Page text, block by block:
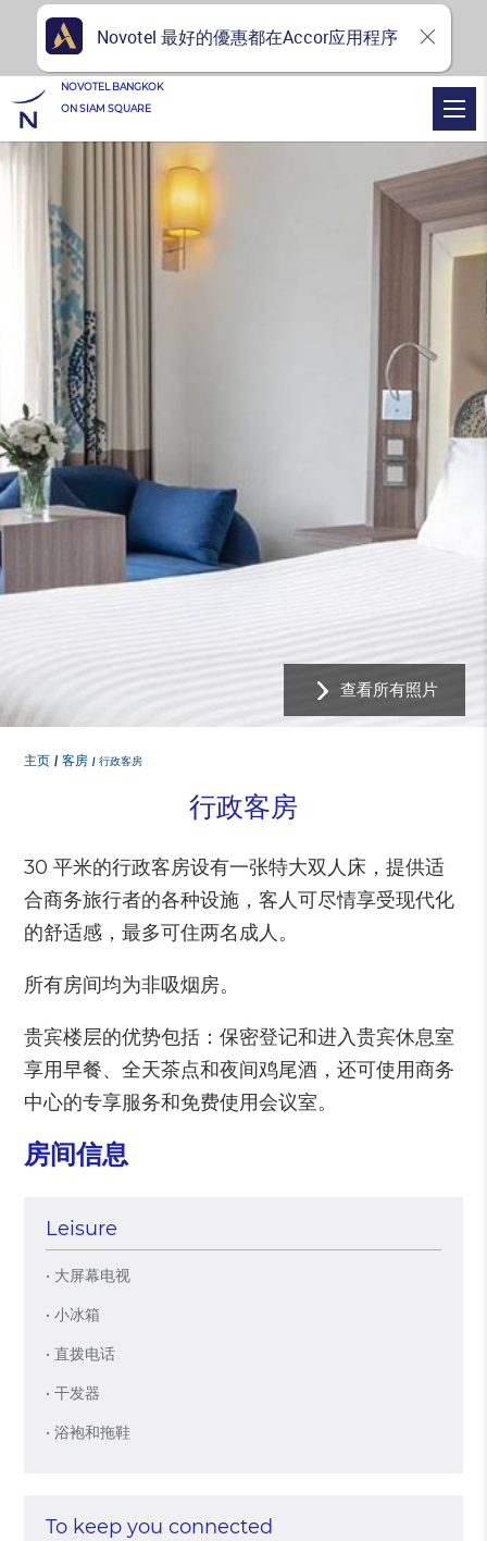
查看所有照片
主页 客房 行政客房
行政客房
30 平米的行政客房设有一张特大双人床，提供适
合商务旅行者的各种设施，客人可尽情享受现代化
的舒适感，最多可住两名成人。
所有房间均为非吸烟房。
贵宾楼层的优势包括：保密登记和进入贵宾休息室
享用早餐、全天茶点和夜间鸡尾酒，还可使用商务
中心的专享服务和免费使用会议室。
房间信息
Leisure
• 大屏幕电视
• 小冰箱
• 直拨电话
• 干发器
• 浴袍和拖鞋
To keep you connected
NOVOTEL BANGKOK
ON SIAM SQUARE
Novotel 最好的優惠都在Accor应用程序